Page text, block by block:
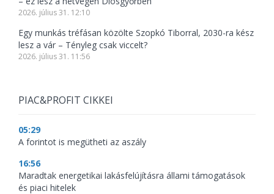
2026. július 31. 12:10
Egy munkás tréfásan közölte Szopkó Tiborral, 2030-ra kész
lesz a vár – Tényleg csak viccelt?
2026. július 31. 11:56
PIAC&PROFIT CIKKEI
05:29
A forintot is megütheti az aszály
16:56
Maradtak energetikai lakásfelújításra állami támogatások
és piaci hitelek